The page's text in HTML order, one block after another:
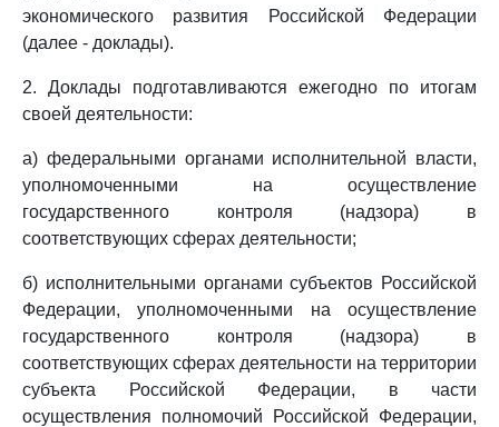
экономического развития Российской Федерации
(далее - доклады).
2. Доклады подготавливаются ежегодно по итогам
своей деятельности:
а) федеральными органами исполнительной власти,
уполномоченными на осуществление
государственного контроля (надзора) в
соответствующих сферах деятельности;
б) исполнительными органами субъектов Российской
Федерации, уполномоченными на осуществление
государственного контроля (надзора) в
соответствующих сферах деятельности на территории
субъекта Российской Федерации, в части
осуществления полномочий Российской Федерации,